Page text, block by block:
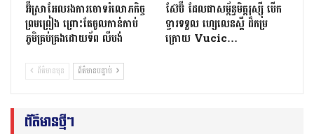
អ៊ីស្រាអែលរង​ការ​ចោទ​​រំលោភកិច្ច
ព្រមព្រៀង ព្រោះតែ​​ចូល​កាន់​កាប់​
ភូមិគ្រប់គ្រងដោយទ័ព លីបង់
ស៊ែប៊ី​ ដែល​ជា​សម្ព័ន្ធមិត្តរុស្ស៊ី បើក​
ទ្វារទទួល​ ហ្សេលេនស្គី​​ ដ៏​កម្រ
ក្រោយ Vucic…
ព័ត៌មានមុន ព័ត៌មានបន្ទាប់
ព័ត៌មានថ្មីៗ